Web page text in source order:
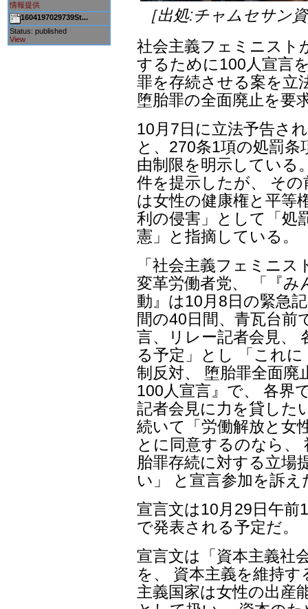
情報提供
1604197029739St...
Status: published
View
［出処:チャムセサン
社会主義フェミニスト
するために100人宣言
罪を存続させる案を立
堕胎罪の全面廃止を要
10月7日に立法予告さ
と、270条1項の処罰
由制限を明示している
件を提示したが、 そ
は女性の健康権と平等
利の侵害」として「処
憲」と指摘している。
「社会主義フェミニ
変革労働者党、 「『
動』は10月8日の緊急
間の40日間、青瓦台前
言、リレー記者会見、
る予定」とし 「これ
制反対、 堕胎罪全面
100人宣言』で、 各界
記者会見に力を貸した
続いて「労働解放と女
とに同意するのなら、
胎罪存続に対する立場
い」 と宣言参加を訴え
宣言文は10月29日午前
で発表される予定だ。
宣言文は「資本主義社
を、 資本主義を維持
主義国家は女性の出産